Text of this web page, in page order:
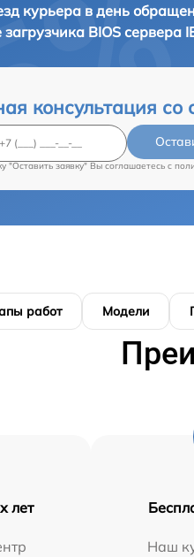
курьера в день
BIOS сервера
консультация со
"Оставить заявку" Вы соглашаетесь c
работ Модели
лет
Наш